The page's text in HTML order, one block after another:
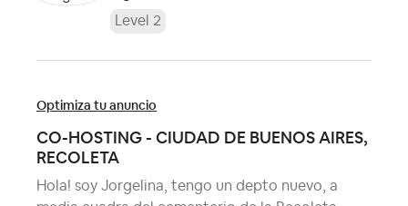
Level 2
Optimiza tu anuncio
CO-HOSTING - CIUDAD DE BUENOS AIRES,
RECOLETA
Hola! soy Jorgelina, tengo un depto nuevo, a